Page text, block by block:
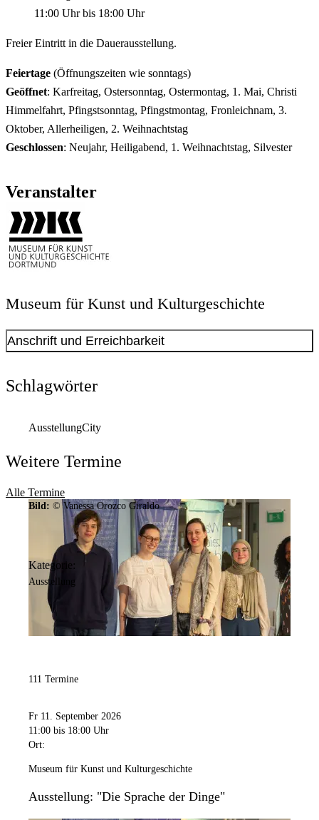
11:00 Uhrbis 18:00 Uhr
Freier Eintritt in die Dauerausstellung.
Feiertage (Öffnungszeiten wie sonntags)
Geöffnet: Karfreitag, Ostersonntag, Ostermontag, 1. Mai, Christi
Himmelfahrt, Pfingstsonntag, Pfingstmontag, Fronleichnam, 3.
Oktober, Allerheiligen, 2. Weihnachtstag
Geschlossen: Neujahr, Heiligabend, 1. Weihnachtstag, Silvester
Veranstalter
Museum für Kunst und Kulturgeschichte
Anschrift und Erreichbarkeit
MKK / Jürgen Spiler
Kontakt anzeigen
Anschrift
Hansastr.3
Dortmund
Die Sonderausstellungsflächen und der STADT_RAUM sind
über einen Aufzug zugänglich.
Öffnungszeiten
Montag
Geschlossen
Schlagwörter
AusstellungCity
Weitere Termine
Alle Termine
Bild: © Vanessa Orozco Giraldo
Kategorie:
Ausstellung
111 Termine
Fr 11. September 2026
11:00 bis 18:00 Uhr
Ort:
Museum für Kunst und Kulturgeschichte
Ausstellung: "Die Sprache der Dinge"